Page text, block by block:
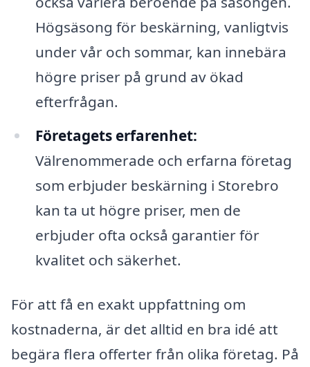
Högsäsong för beskärning, vanligtvis
under vår och sommar, kan innebära
högre priser på grund av ökad
efterfrågan.
Företagets erfarenhet:
Välrenommerade och erfarna företag
som erbjuder beskärning i Storebro
kan ta ut högre priser, men de
erbjuder ofta också garantier för
kvalitet och säkerhet.
För att få en exakt uppfattning om
kostnaderna, är det alltid en bra idé att
begära flera offerter från olika företag. På